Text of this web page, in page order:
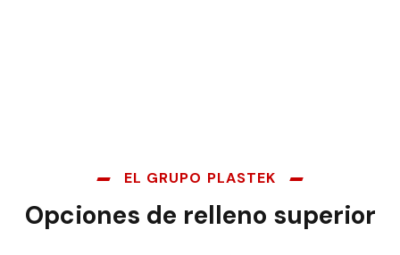
EL GRUPO PLASTEK
Opciones de relleno superior